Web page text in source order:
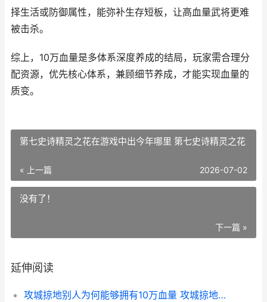
择生活或防御属性，能弥补生存短板，让高血量武将更难
被击杀。
综上，10万血量是多体系深度养成的结局，玩家需合理分
配资源，优先核心体系，兼顾细节养成，才能实现血量的
质变。
第七史诗精灵之花在游戏中出今年哪里 第七史诗精灵之花
« 上一篇 2026-07-02
没有了！
下一篇 »
延伸阅读
攻城掠地别人为何能够拥有10万血量 攻城掠地别人为什么会死